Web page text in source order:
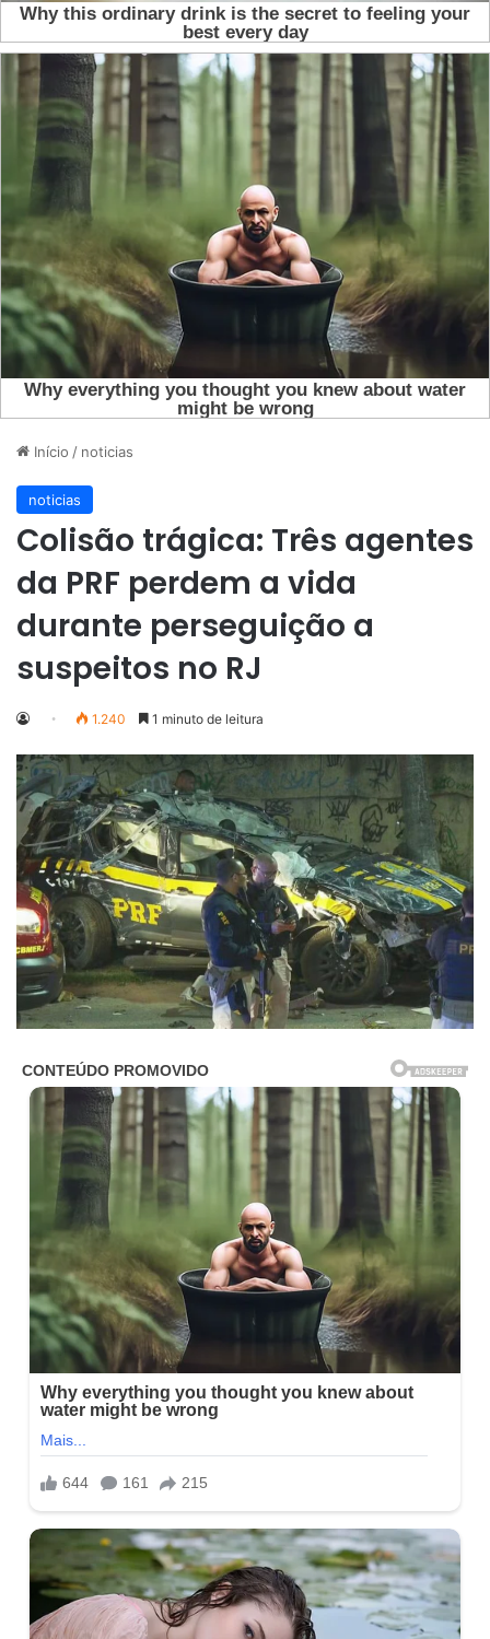
Início / noticias
noticias
Colisão trágica: Três agentes
da PRF perdem a vida
durante perseguição a
suspeitos no RJ
1.240 1 minuto de leitura